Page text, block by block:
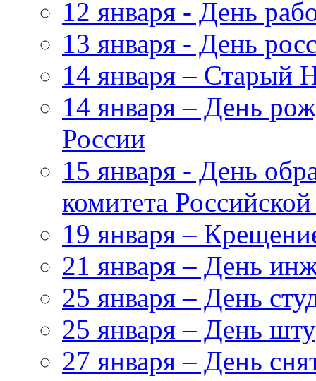
12 января - День
13 января - День
14 января – Старый
14 января – День
России
15 января - День
комитета
19 января –
21 января – День
25 января – День
25 января – День
27 января – День